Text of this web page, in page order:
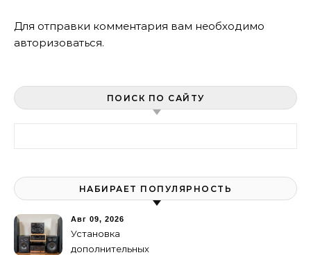
Для отправки комментария вам необходимо
авторизоваться.
ПОИСК ПО САЙТУ
НАБИРАЕТ ПОПУЛЯРНОСТЬ
Авг 09, 2026
Установка
дополнительных